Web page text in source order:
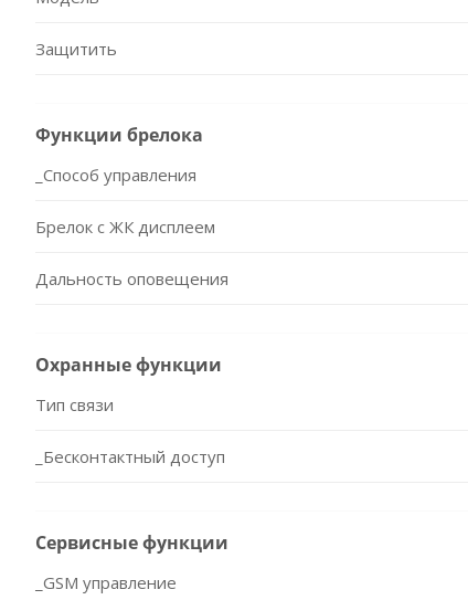
Защитить
Функции брелока
_Способ управления
Брелок с ЖК дисплеем
Дальность оповещения
Охранные функции
Тип связи
_Бесконтактный доступ
Сервисные функции
_GSM управление